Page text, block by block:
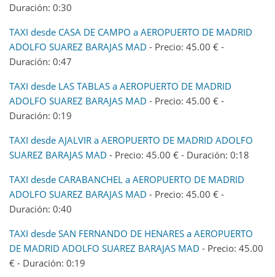
Duración: 0:30
TAXI desde CASA DE CAMPO a AEROPUERTO DE MADRID
ADOLFO SUAREZ BARAJAS MAD - Precio: 45.00 € -
Duración: 0:47
TAXI desde LAS TABLAS a AEROPUERTO DE MADRID
ADOLFO SUAREZ BARAJAS MAD - Precio: 45.00 € -
Duración: 0:19
TAXI desde AJALVIR a AEROPUERTO DE MADRID ADOLFO
SUAREZ BARAJAS MAD - Precio: 45.00 € - Duración: 0:18
TAXI desde CARABANCHEL a AEROPUERTO DE MADRID
ADOLFO SUAREZ BARAJAS MAD - Precio: 45.00 € -
Duración: 0:40
TAXI desde SAN FERNANDO DE HENARES a AEROPUERTO
DE MADRID ADOLFO SUAREZ BARAJAS MAD - Precio: 45.00
€ - Duración: 0:19